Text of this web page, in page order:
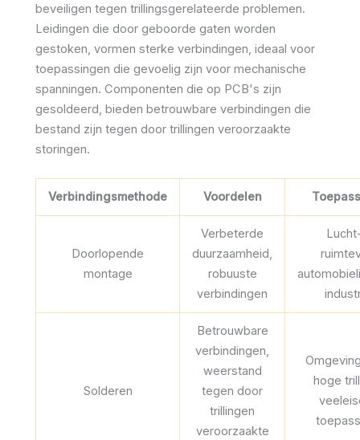
beveiligen tegen trillingsgerelateerde problemen.
Leidingen die door geboorde gaten worden
gestoken, vormen sterke verbindingen, ideaal voor
toepassingen die gevoelig zijn voor mechanische
spanningen. Componenten die op PCB's zijn
gesoldeerd, bieden betrouwbare verbindingen die
bestand zijn tegen door trillingen veroorzaakte
storingen.
Verbindingsmethode Voordelen
Doorlopende
montage
Verbeterde
duurzaamheid,
robuuste
verbindingen
Solderen
Betrouwbare
verbindingen,
weerstand
tegen door
trillingen
veroorzaakte
hoge